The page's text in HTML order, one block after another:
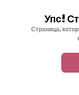
Упс!
Страница,